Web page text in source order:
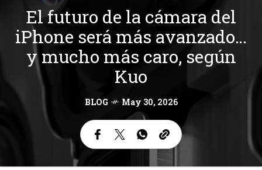
El futuro de la cámara del
iPhone será más avanzado…
y mucho más caro, según
Kuo
BLOG May 30, 2026